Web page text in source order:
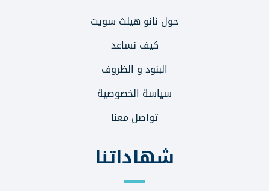
حول نانو هيلث سويت
كيف نساعد
البنود و الظروف
سياسة الخصوصية
تواصل معنا
شهاداتنا